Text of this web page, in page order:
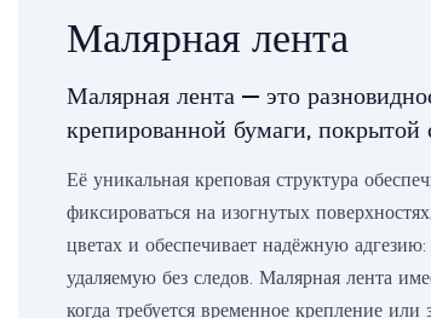
Малярная лента
Малярная лента — это
крепированной бумаги,
Её уникальная креповая структура
фиксироваться на изогнутых
цветах и ​​обеспечивает надёжную
удаляемую без следов. Малярная лента
когда требуется временное крепление или